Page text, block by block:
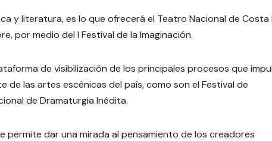
y literatura, es lo que ofrecerá el Teatro Nacional de Costa
por medio del I Festival de la Imaginación.
de visibilización de los principales procesos que
las artes escénicas del país, como son el Festival de
de Dramaturgia Inédita.
permite dar una mirada al pensamiento de los creadores